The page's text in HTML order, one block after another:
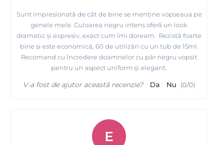
Sunt impresionată de cât de bine se menține vopseaua pe
genele mele. Culoarea negru intens oferă un look
dramatic și expresiv, exact cum îmi doream. Rezistă foarte
bine și este economică, 60 de utilizări cu un tub de 15ml.
Recomand cu încredere doamnelor cu păr negru vopsit
pentru un aspect uniform și elegant.
V-a fost de ajutor această recenzie? Da Nu (0/0)
E